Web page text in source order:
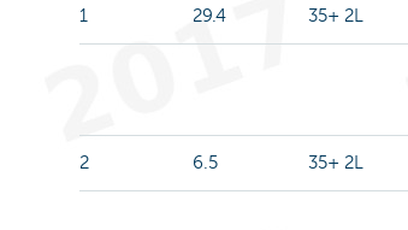
1 29.4 35+ 2L
2 6.5 35+ 2L